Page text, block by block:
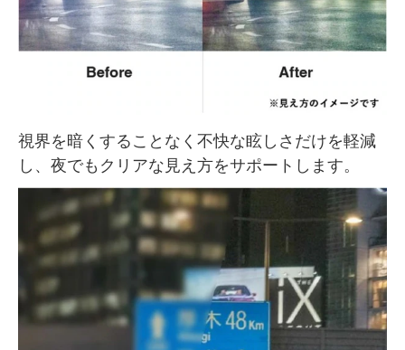
視界を暗くすることなく不快な眩しさだけを軽減
し、夜でもクリアな見え方をサポートします。